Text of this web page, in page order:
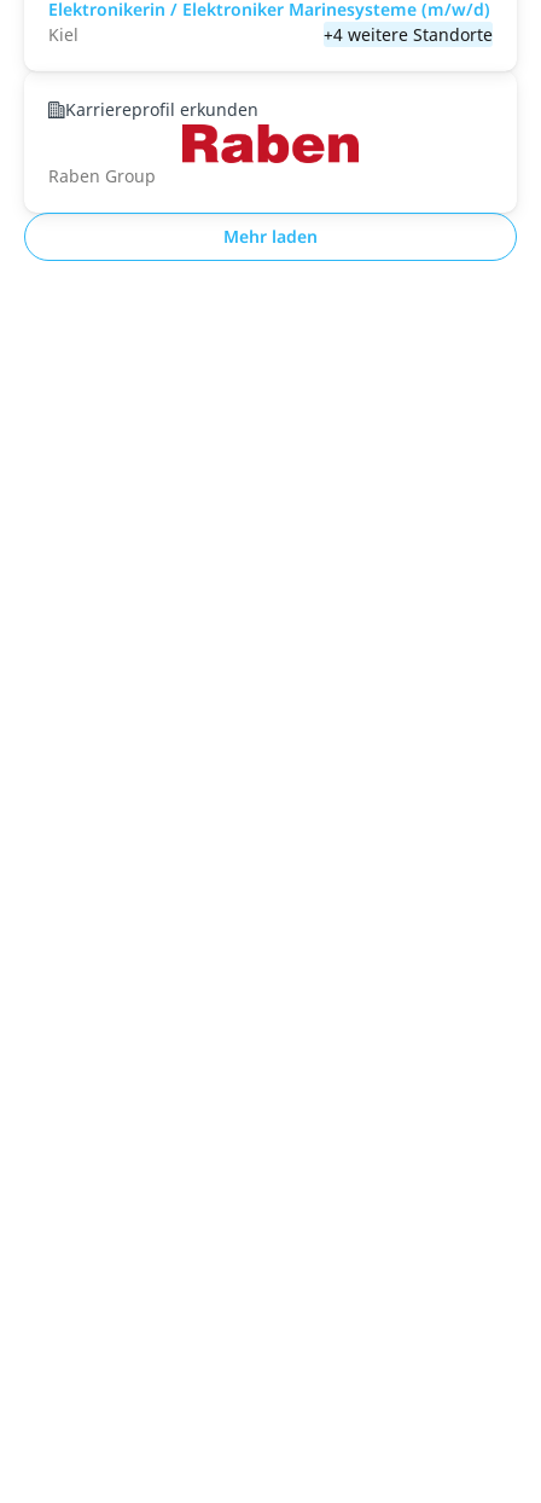
Elektronikerin / Elektroniker Marinesysteme (m/w/d)
Kiel
+4 weitere Standorte
Karriereprofil erkunden
Raben Group
Mehr laden